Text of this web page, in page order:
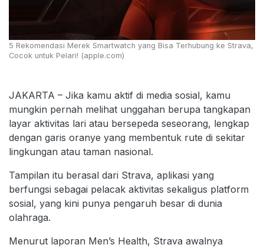
5 Rekomendasi Merek Smartwatch yang Bisa Terhubung ke Strava,
Cocok untuk Pelari! (apple.com)
JAKARTA – Jika kamu aktif di media sosial, kamu
mungkin pernah melihat unggahan berupa tangkapan
layar aktivitas lari atau bersepeda seseorang, lengkap
dengan garis oranye yang membentuk rute di sekitar
lingkungan atau taman nasional.
Tampilan itu berasal dari Strava, aplikasi yang
berfungsi sebagai pelacak aktivitas sekaligus platform
sosial, yang kini punya pengaruh besar di dunia
olahraga.
Menurut laporan Men’s Health, Strava awalnya